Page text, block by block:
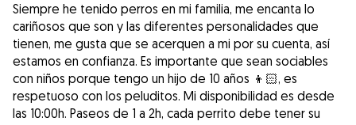
Siempre he tenido perros en mi familia, me encanta lo
cariñosos que son y las diferentes personalidades que
tienen, me gusta que se acerquen a mi por su cuenta, así
estamos en confianza. Es importante que sean sociables
con niños porque tengo un hijo de 10 años 👦🏻, es
respetuoso con los peluditos. Mi disponibilidad es desde
las 10:00h. Paseos de 1 a 2h, cada perrito debe tener su